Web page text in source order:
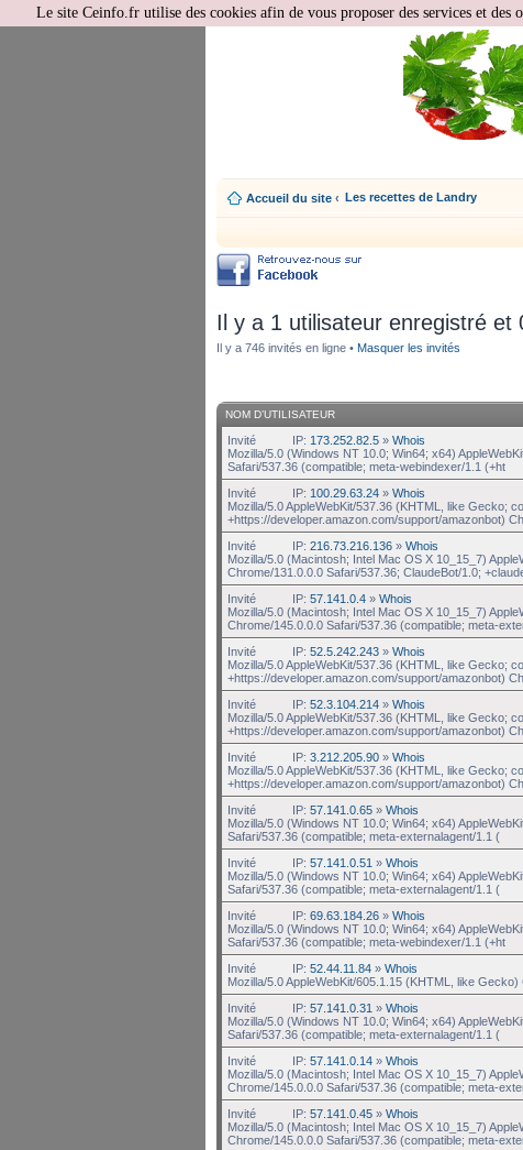
Accueil du site ‹ Les recettes de Landry
Il y a 1 utilisateur enregistré et
Il y a 746 invités en ligne • Masquer les invités
NOM D’UTILISATEUR
Invité IP: 173.252.82.5 » Whois
Mozilla/5.0 (Windows NT 10.0; Win64; x64)
Safari/537.36 (compatible; meta-webindexer/1.1 (+ht
Invité IP: 100.29.63.24 » Whois
Mozilla/5.0 AppleWebKit/537.36 (KHTML, like Gecko;
+https://developer.amazon.com/support/amazonbot)
Invité IP: 216.73.216.136 » Whois
Mozilla/5.0 (Macintosh; Intel Mac OS X 10_15_7)
Chrome/131.0.0.0 Safari/537.36; ClaudeBot/1.0;
Invité IP: 57.141.0.4 » Whois
Mozilla/5.0 (Macintosh; Intel Mac OS X 10_15_7)
Chrome/145.0.0.0 Safari/537.36 (compatible; meta-
Invité IP: 52.5.242.243 » Whois
Mozilla/5.0 AppleWebKit/537.36 (KHTML, like Gecko;
+https://developer.amazon.com/support/amazonbot)
Invité IP: 52.3.104.214 » Whois
Mozilla/5.0 AppleWebKit/537.36 (KHTML, like Gecko;
+https://developer.amazon.com/support/amazonbot)
Invité IP: 3.212.205.90 » Whois
Mozilla/5.0 AppleWebKit/537.36 (KHTML, like Gecko;
+https://developer.amazon.com/support/amazonbot)
Invité IP: 57.141.0.65 » Whois
Mozilla/5.0 (Windows NT 10.0; Win64; x64)
Safari/537.36 (compatible; meta-externalagent/1.1 (
Invité IP: 57.141.0.51 » Whois
Mozilla/5.0 (Windows NT 10.0; Win64; x64)
Safari/537.36 (compatible; meta-externalagent/1.1 (
Invité IP: 69.63.184.26 » Whois
Mozilla/5.0 (Windows NT 10.0; Win64; x64)
Safari/537.36 (compatible; meta-webindexer/1.1 (+ht
Invité IP: 52.44.11.84 » Whois
Mozilla/5.0 AppleWebKit/605.1.15 (KHTML, like
Invité IP: 57.141.0.31 » Whois
Mozilla/5.0 (Windows NT 10.0; Win64; x64)
Safari/537.36 (compatible; meta-externalagent/1.1 (
Invité IP: 57.141.0.14 » Whois
Mozilla/5.0 (Macintosh; Intel Mac OS X 10_15_7)
Chrome/145.0.0.0 Safari/537.36 (compatible; meta-
Invité IP: 57.141.0.45 » Whois
Mozilla/5.0 (Macintosh; Intel Mac OS X 10_15_7)
Chrome/145.0.0.0 Safari/537.36 (compatible; meta-
Le site Ceinfo.fr utilise des cookies afin de vous proposer des services et